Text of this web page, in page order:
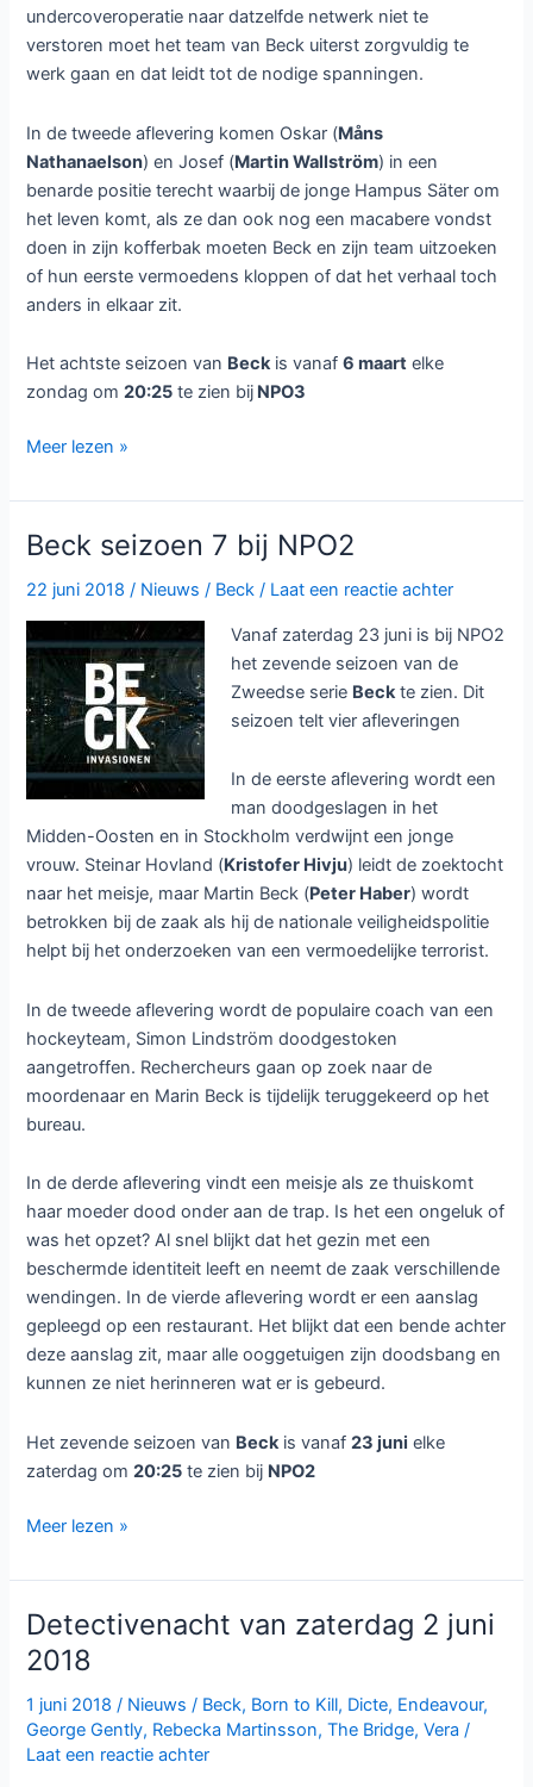
undercoveroperatie naar datzelfde netwerk niet te
verstoren moet het team van Beck uiterst zorgvuldig te
werk gaan en dat leidt tot de nodige spanningen.
In de tweede aflevering komen Oskar (Måns
Nathanaelson) en Josef (Martin Wallström) in een
benarde positie terecht waarbij de jonge Hampus Säter om
het leven komt, als ze dan ook nog een macabere vondst
doen in zijn kofferbak moeten Beck en zijn team uitzoeken
of hun eerste vermoedens kloppen of dat het verhaal toch
anders in elkaar zit.
Het achtste seizoen van Beckis vanaf6 maart elke
zondag om20:25 te zien bij NPO3
Beck
8
bij
NPO3
Meer lezen »
Beck seizoen 7 bij NPO2
22 juni 2018/ Nieuws / Beck / Laat een reactie achter
Vanaf zaterdag 23 juni is bij NPO2
het zevende seizoen van de
Zweedse serie Beckte zien. Dit
seizoen telt vier afleveringen
In de eerste aflevering wordt een
man doodgeslagen in het
Midden-Oosten en in Stockholm verdwijnt een jonge
vrouw. Steinar Hovland (Kristofer Hivju) leidt de zoektocht
naar het meisje, maar Martin Beck (Peter Haber) wordt
betrokken bij de zaak als hij de nationale veiligheidspolitie
helpt bij het onderzoeken van een vermoedelijke terrorist.
In de tweede aflevering wordt de populaire coach van een
hockeyteam, Simon Lindström doodgestoken
aangetroffen. Rechercheurs gaan op zoek naar de
moordenaar en Marin Beck is tijdelijk teruggekeerd op het
bureau.
In de derde aflevering vindt een meisje als ze thuiskomt
haar moeder dood onder aan de trap. Is het een ongeluk of
was het opzet? Al snel blijkt dat het gezin met een
beschermde identiteit leeft en neemt de zaak verschillende
wendingen. In de vierde aflevering wordt er een aanslag
gepleegd op een restaurant. Het blijkt dat een bende achter
deze aanslag zit, maar alle ooggetuigen zijn doodsbang en
kunnen ze niet herinneren wat er is gebeurd.
Het zevende seizoen van Beckis vanaf23 juni elke
zaterdag om20:25 te zien bij NPO2
Beck
7
bij
NPO2
Meer lezen »
Detectivenacht van zaterdag 2 juni
2018
1 juni 2018/ Nieuws / Beck, Born to Kill, Dicte, Endeavour,
George Gently, Rebecka Martinsson,The Bridge,Vera /
Laat een reactie achter